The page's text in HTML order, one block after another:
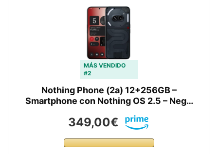
MÁS VENDIDO
#2
Nothing Phone (2a) 12+256GB –
Smartphone con Nothing OS 2.5 – Neg…
349,00€